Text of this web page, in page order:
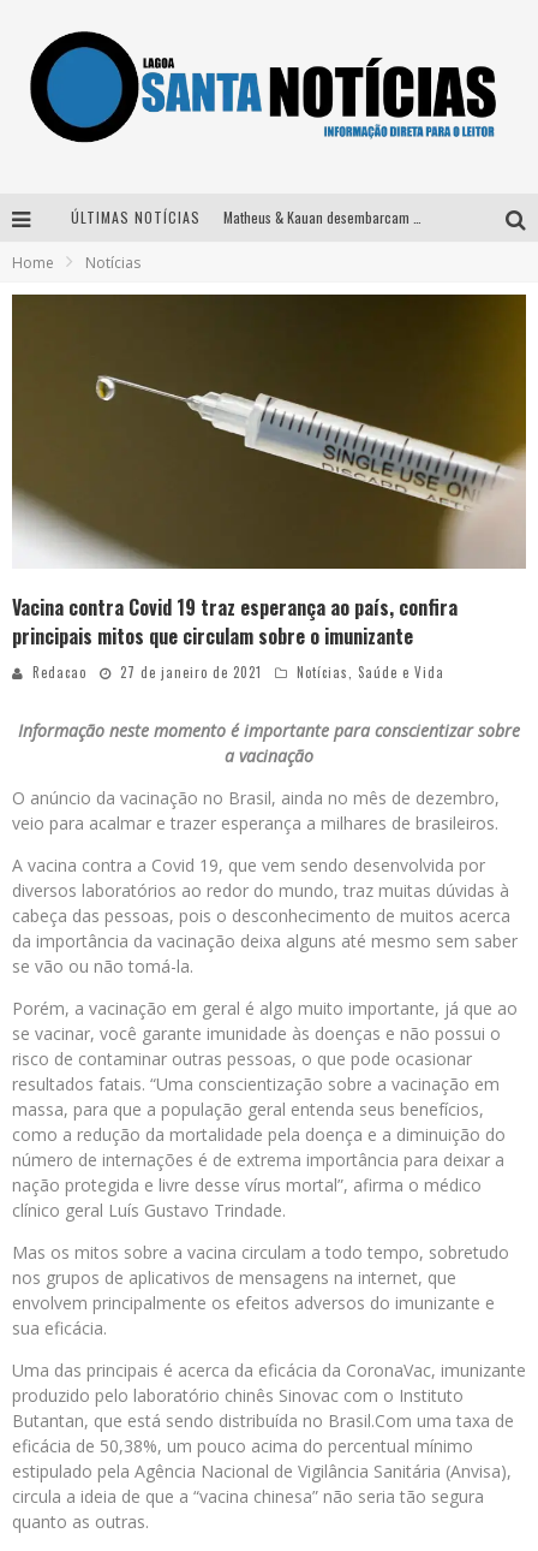
ÚLTIMAS NOTÍCIAS
Home Notícias
Vacina contra Covid 19 traz esperança ao país, confira
principais mitos que circulam sobre o imunizante
Redacao 27 de janeiro de 2021 Notícias, Saúde e Vida
Informação neste momento é importante para conscientizar sobre
a vacinação
O anúncio da vacinação no Brasil, ainda no mês de dezembro,
veio para acalmar e trazer esperança a milhares de brasileiros.
A vacina contra a Covid 19, que vem sendo desenvolvida por
diversos laboratórios ao redor do mundo, traz muitas dúvidas à
cabeça das pessoas, pois o desconhecimento de muitos acerca
da importância da vacinação deixa alguns até mesmo sem saber
se vão ou não tomá-la.
Porém, a vacinação em geral é algo muito importante, já que ao
se vacinar, você garante imunidade às doenças e não possui o
risco de contaminar outras pessoas, o que pode ocasionar
resultados fatais. “Uma conscientização sobre a vacinação em
massa, para que a população geral entenda seus benefícios,
como a redução da mortalidade pela doença e a diminuição do
número de internações é de extrema importância para deixar a
nação protegida e livre desse vírus mortal”, afirma o médico
clínico geral Luís Gustavo Trindade.
Mas os mitos sobre a vacina circulam a todo tempo, sobretudo
nos grupos de aplicativos de mensagens na internet, que
envolvem principalmente os efeitos adversos do imunizante e
sua eficácia.
Uma das principais é acerca da eficácia da CoronaVac, imunizante
produzido pelo laboratório chinês Sinovac com o Instituto
Butantan, que está sendo distribuída no Brasil.Com uma taxa de
eficácia de 50,38%, um pouco acima do percentual mínimo
estipulado pela Agência Nacional de Vigilância Sanitária (Anvisa),
circula a ideia de que a “vacina chinesa” não seria tão segura
quanto as outras.